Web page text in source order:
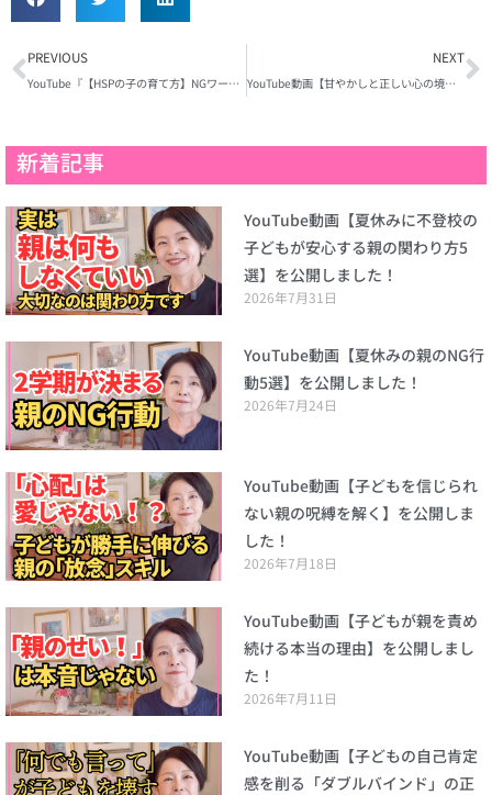
Prev
PREVIOUS
YouTube『【HSPの子の育て方】NGワードと才能を伸ばす魔法の言葉』を公開しました！
NEXT
YouTube動画【甘やかしと正しい心の境界線の科学的違い】を公開しました！
新着記事
YouTube動画【夏休みに不登校の
子どもが安心する親の関わり方5
選】を公開しました！
2026年7月31日
YouTube動画【夏休みの親のNG行
動5選】を公開しました！
2026年7月24日
YouTube動画【子どもを信じられ
ない親の呪縛を解く】を公開しま
した！
2026年7月18日
YouTube動画【子どもが親を責め
続ける本当の理由】を公開しまし
た！
2026年7月11日
YouTube動画【子どもの自己肯定
感を削る「ダブルバインド」の正